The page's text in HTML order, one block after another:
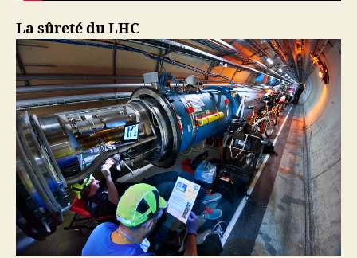
La sûreté du LHC